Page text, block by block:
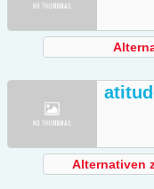
Alternativen